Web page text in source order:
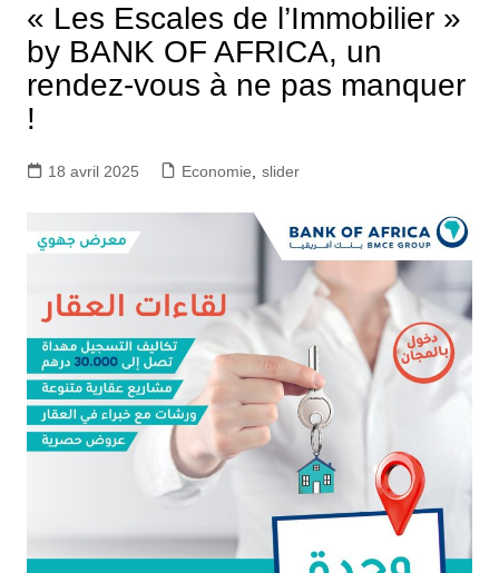
« Les Escales de l’Immobilier »
by BANK OF AFRICA, un
rendez-vous à ne pas manquer
!
18 avril 2025 Economie slider